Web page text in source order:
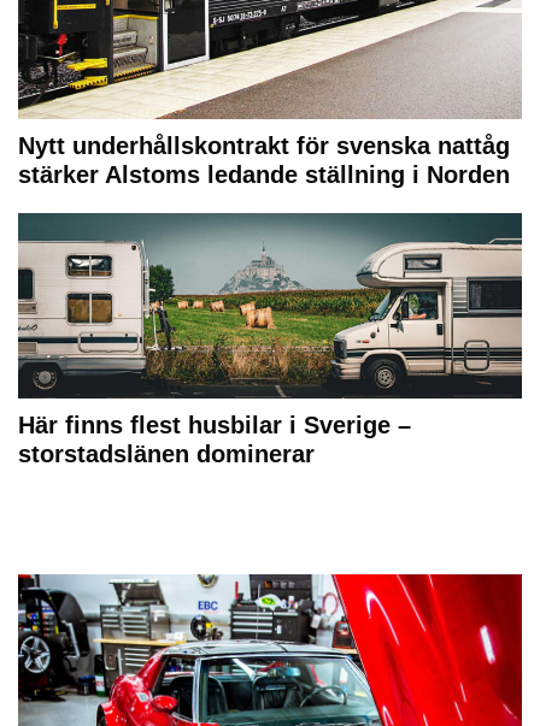
Nytt underhållskontrakt för svenska nattåg
stärker Alstoms ledande ställning i Norden
Här finns flest husbilar i Sverige –
storstadslänen dominerar